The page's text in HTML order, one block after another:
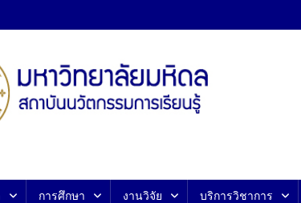
วัตกรรมการเรียนรู้ ม.มหิดล
การศึกษา งานวิจัย บริการวิชาการ